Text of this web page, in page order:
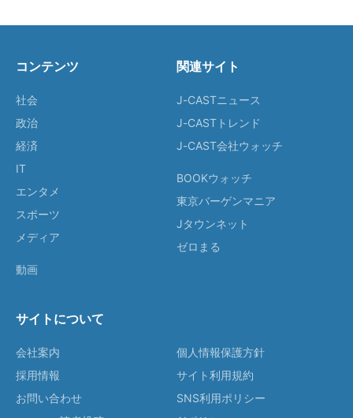
コンテンツ
社会
政治
経済
IT
エンタメ
スポーツ
メディア
動画
関連サイト
J-CASTニュース
J-CASTトレンド
J-CAST会社ウォッチ
BOOKウォッチ
東京バーゲンマニア
Jタウンネット
ゼロまる
サイトについて
会社案内
採用情報
お問い合わせ
個人情報保護方針
サイト利用規約
SNS利用ポリシー